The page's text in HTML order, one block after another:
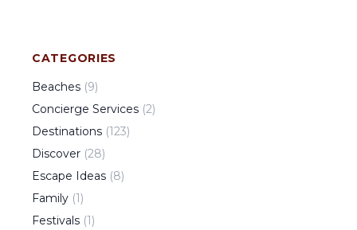
CATEGORIES
Beaches (9)
Concierge Services (2)
Destinations (123)
Discover (28)
Escape Ideas (8)
Family (1)
Festivals (1)